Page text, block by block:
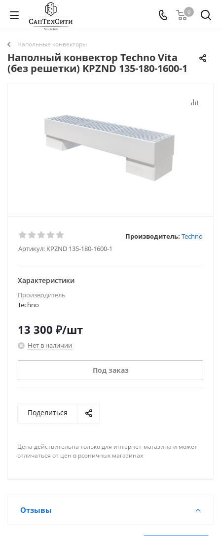
0
Напольные конвекторы
Наполный конвектор Techno Vita
(без решетки) KPZND 135-180-1600-1
Артикул: KPZND 135-180-1600-1
Производитель: Techno
Характеристики
Производитель
Techno
13 300 ₽/шт
Нет в наличии
Под заказ
Поделиться
Цена действительна только для интернет-магазина и может
отличаться от цен в розничных магазинах
Отзывы